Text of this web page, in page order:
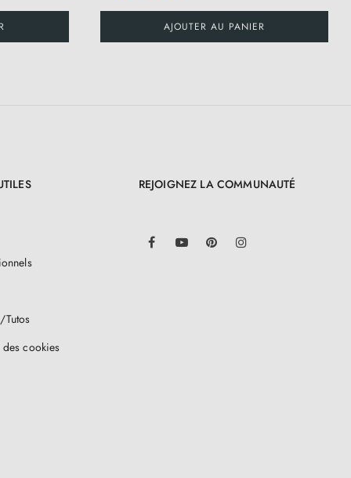
AJOUTER AU PANIER
cookies
REJOIGNEZ LA COMMUNAUTÉ
FacebookYouTube Pinterest